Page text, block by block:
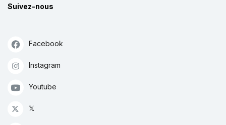
Suivez-nous
Facebook
Instagram
Youtube
𝕏